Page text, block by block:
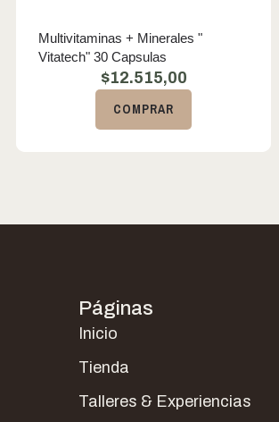
Multivitaminas + Minerales "
Vitatech" 30 Capsulas
$12.515,00
COMPRAR
Páginas
Inicio
Tienda
Talleres & Experiencias